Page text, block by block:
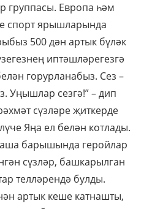
группасы. Европа һәм
спорт ярышларында
500 дән артык бүләк
иптәшләрегезгә
горурланабыз. Сез –
Уңышлар сезгә!” – дип
сүзләре җиткерде
Яңа ел белән котлады.
барышында геройлар
сүзләр, башкарылган
телләрендә булды.
артык кеше катнашты,